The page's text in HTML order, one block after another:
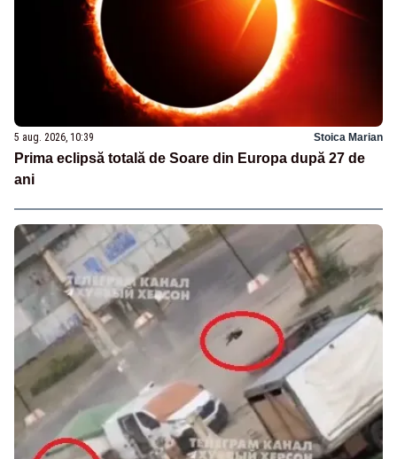
5 aug. 2026, 10:39 Stoica Marian
Prima eclipsă totală de Soare din Europa după 27 de
ani